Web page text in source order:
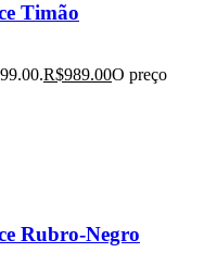
Timão
R$989.00O preço
Rubro-Negro